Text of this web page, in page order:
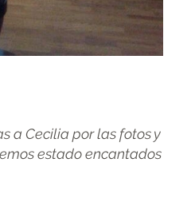
a Cecilia por las fotos y
estado encantados